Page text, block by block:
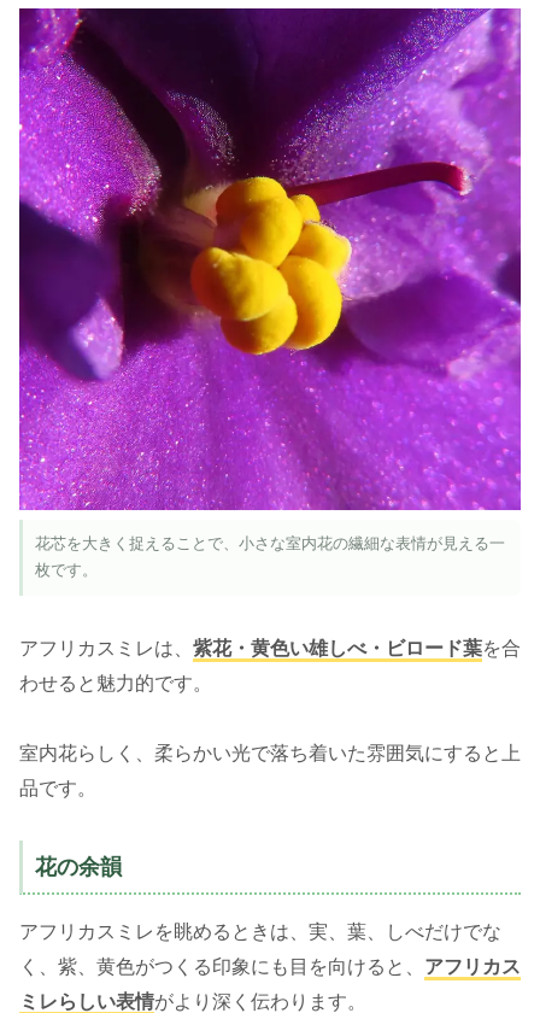
花芯を大きく捉えることで、小さな室内花の繊細な表情が見える一
枚です。
アフリカスミレは、 紫花・黄色い雄しべ・ビロード葉を合
わせると魅力的です。
室内花らしく、柔らかい光で落ち着いた雰囲気にすると上
品です。
花の余韻
アフリカスミレを眺めるときは、実、葉、しべだけでな
く、紫、黄色がつくる印象にも目を向けると、 アフリカス
ミレらしい表情がより深く伝わります。